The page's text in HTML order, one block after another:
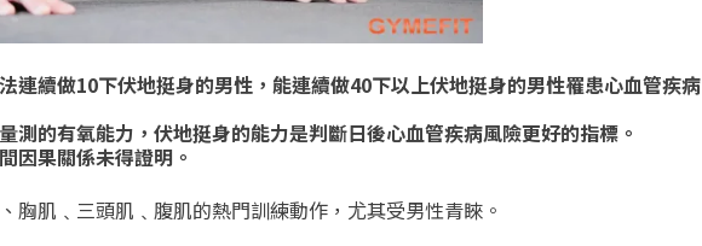
連續做10下伏地挺身的男性，能連續做40下以上伏地挺身的男性罹患心血管疾病
測的有氧能力，伏地挺身的能力是判斷日後心血管疾病風險更好的指標。
因果關係未得證明。
胸肌﹑ 三頭肌﹑腹肌的熱門訓練動作， 尤其受男性青睞。